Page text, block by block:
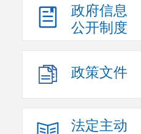
政府信息
公开制度
政策文件
法定主动